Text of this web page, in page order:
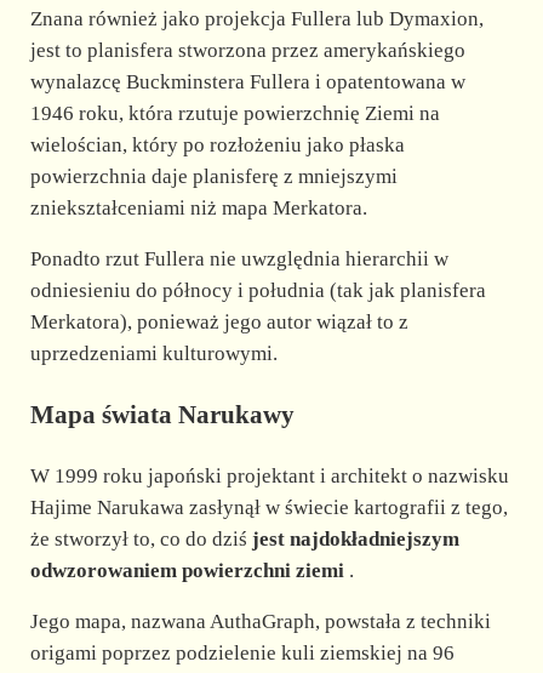
Znana również jako projekcja Fullera lub Dymaxion,
jest to planisfera stworzona przez amerykańskiego
wynalazcę Buckminstera Fullera i opatentowana w
1946 roku, która rzutuje powierzchnię Ziemi na
wielościan, który po rozłożeniu jako płaska
powierzchnia daje planisferę z mniejszymi
zniekształceniami niż mapa Merkatora.
Ponadto rzut Fullera nie uwzględnia hierarchii w
odniesieniu do północy i południa (tak jak planisfera
Merkatora), ponieważ jego autor wiązał to z
uprzedzeniami kulturowymi.
Mapa świata Narukawy
W 1999 roku japoński projektant i architekt o nazwisku
Hajime Narukawa zasłynął w świecie kartografii z tego,
że stworzył to, co do dziś jest najdokładniejszym
odwzorowaniem powierzchni ziemi.
Jego mapa, nazwana AuthaGraph, powstała z techniki
origami poprzez podzielenie kuli ziemskiej na 96